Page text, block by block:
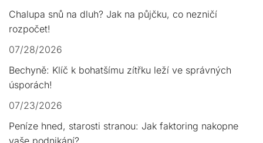
Chalupa snů na dluh? Jak na půjčku, co nezničí
rozpočet!
07/28/2026
Bechyně: Klíč k bohatšímu zítřku leží ve správných
úsporách!
07/23/2026
Peníze hned, starosti stranou: Jak faktoring nakopne
vaše podnikání?